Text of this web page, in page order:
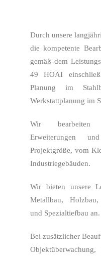
Durch unsere
die kompetente
gemäß dem
49 HOAI
Planung im
Werkstattplanung im
Wir bearbeiten
Erweiterungen
Projektgröße, vom
Industriegebäuden.
Wir bieten unsere
Metallbau,
und Spezialtiefbau an.
Bei zusätzlicher